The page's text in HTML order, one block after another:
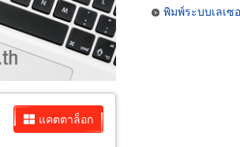
แคตตาล็อก
พิมพ์ระบบเลเซ